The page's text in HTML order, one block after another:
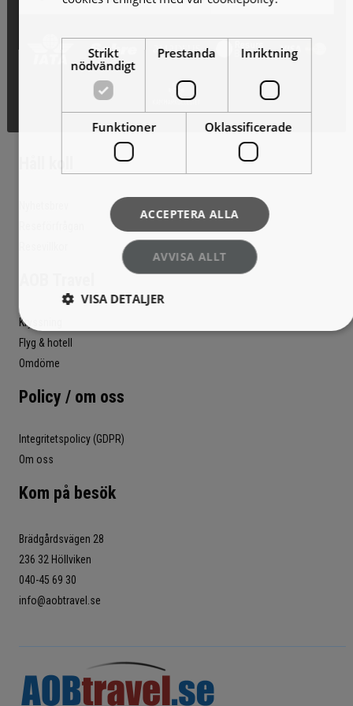
Kryssning
Flyg & hotell
Omdöme
Policy / om oss
Integritetspolicy (GDPR)
Om oss
Kom på besök
Brädgårdsvägen 28
236 32 Höllviken
040-45 69 30
info@aobtravel.se
Strikt
nödvändigt
Prestanda Inriktning
Funktioner Oklassificerade
ACCEPTERA ALLA
AVVISA ALLT
VISA DETALJER